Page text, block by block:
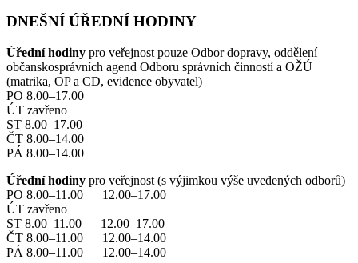
DNEŠNÍ ÚŘEDNÍ HODINY
Úřední hodiny pro veřejnost pouze Odbor dopravy, oddělení
občanskosprávních agend Odboru správních činností a OŽÚ
(matrika, OP a CD, evidence obyvatel)
PO 8.00–17.00
ÚT zavřeno
ST 8.00–17.00
ČT 8.00–14.00
PÁ 8.00–14.00
Úřední hodiny pro veřejnost (s výjimkou výše uvedených odborů)
PO 8.00–11.00 12.00–17.00
ÚT zavřeno
ST 8.00–11.00 12.00–17.00
ČT 8.00–11.00 12.00–14.00
PÁ 8.00–11.00 12.00–14.00